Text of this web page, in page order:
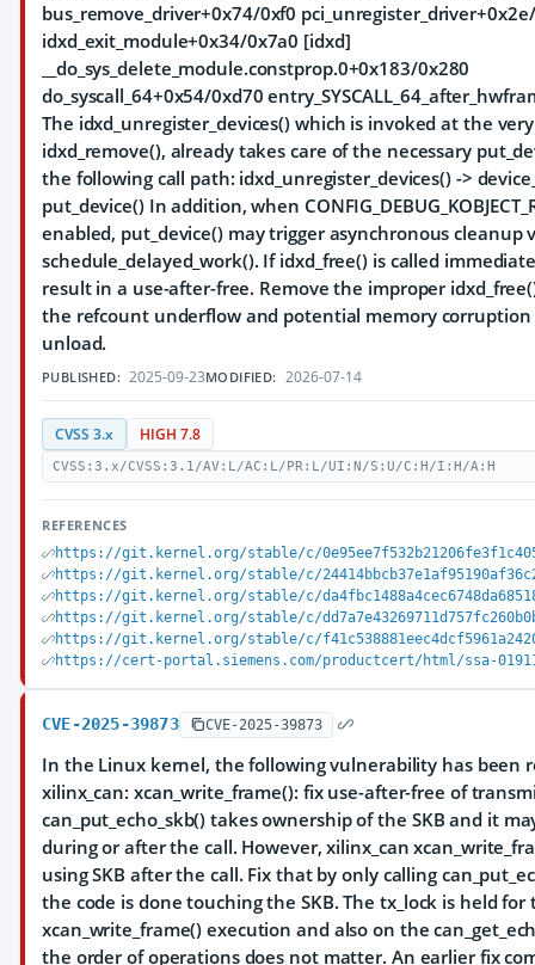
bus_remove_driver+0x74/0xf0
idxd_exit_module+0x34/0x7a0 [idxd]
__do_sys_delete_module.constprop.0+0x183/0x280
do_syscall_64+0x54/0xd70
The idxd_unregister_devices() which is invoked at the
idxd_remove(), already takes care of the necessary
the following call path: idxd_unregister_devices() ->
put_device() In addition, when
enabled, put_device() may trigger asynchronous cleanup
schedule_delayed_work(). If idxd_free() is called
result in a use-after-free. Remove the improper
the refcount underflow and potential memory
unload.
PUBLISHED: 2025-09-23MODIFIED: 2026-07-14
CVSS 3.x HIGH 7.8
CVSS:3.x/CVSS:3.1/AV:L/AC:L/PR:L/UI:N/S:U/C:H/I:H/A:H
REFERENCES
https://git.kernel.org/stable/c/
https://git.kernel.org/stable/c/
https://git.kernel.org/stable/c/
https://git.kernel.org/stable/c/
https://git.kernel.org/stable/c/
https://cert-portal.siemens.com/productcert/html/ssa-
CVE-2025-39873 CVE-2025-39873
In the Linux kernel, the following vulnerability has been
xilinx_can: xcan_write_frame(): fix use-after-free of
can_put_echo_skb() takes ownership of the SKB and it
during or after the call. However, xilinx_can
using SKB after the call. Fix that by only calling
the code is done touching the SKB. The tx_lock is held
xcan_write_frame() execution and also on the
the order of operations does not matter. An earlier fix